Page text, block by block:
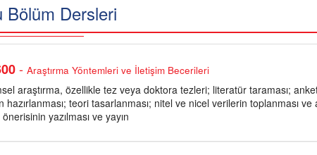
Bölüm Dersleri
- Araştırma Yöntemleri ve İletişim Becerileri
araştırma, özellikle tez veya doktora tezleri; literatür taraması;
hazırlanması; teori tasarlanması; nitel ve nicel verilerin toplanması
yazılması ve yayın